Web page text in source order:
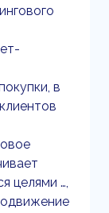
в
целями …,